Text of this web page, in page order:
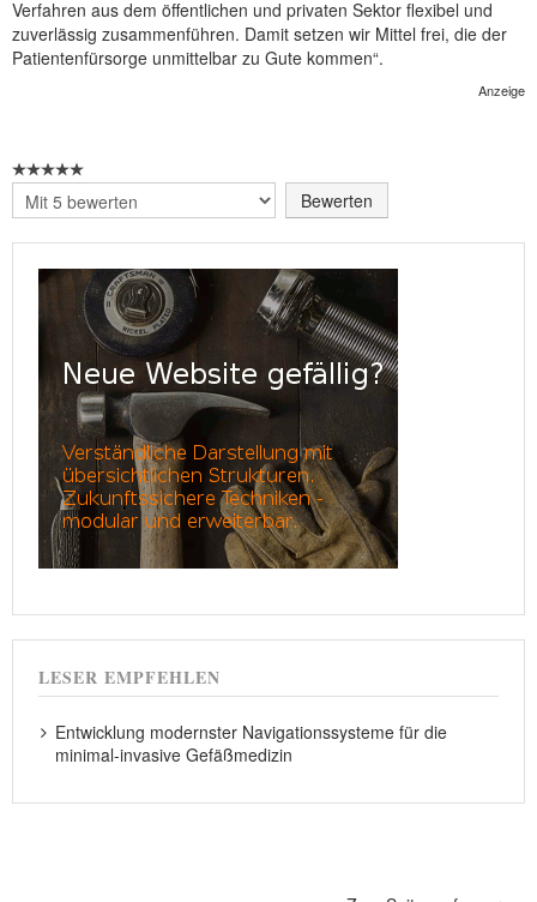
Verfahren aus dem öffentlichen und privaten Sektor flexibel und
zuverlässig zusammenführen. Damit setzen wir Mittel frei, die der
Patientenfürsorge unmittelbar zu Gute kommen“.
Anzeige
Bitte
bewerten
LESER EMPFEHLEN
Entwicklung modernster Navigationssysteme für die
minimal-invasive Gefäßmedizin